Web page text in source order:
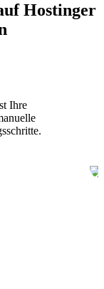
Hostinger
Ihre